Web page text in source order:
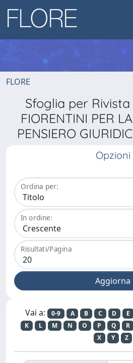
FLORE
Sfoglia per
FIORENTINI PER
PENSIERO
Opzioni
Ordina per:
In ordine:
Risultati/Pagina
Vai a: 0-9 A B C D E
K
L M N O P Q R
X
Y Z